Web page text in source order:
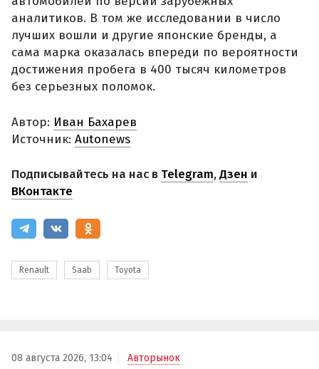
аналитиков. В том же исследовании в число
лучших вошли и другие японские бренды, а
сама марка оказалась впереди по вероятности
достижения пробега в 400 тысяч километров
без серьезных поломок.
Автор: Иван Бахарев
Источник: Autonews
Подписывайтесь на нас в Telegram,Дзен и
ВКонтакте
Renault Saab Toyota
08 августа 2026, 13:04 Авторынок